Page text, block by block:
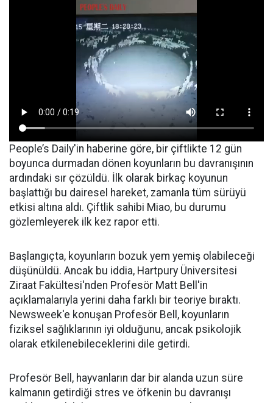
People’s Daily'in haberine göre, bir çiftlikte 12 gün
boyunca durmadan dönen koyunların bu davranışının
ardındaki sır çözüldü. İlk olarak birkaç koyunun
başlattığı bu dairesel hareket, zamanla tüm sürüyü
etkisi altına aldı. Çiftlik sahibi Miao, bu durumu
gözlemleyerek ilk kez rapor etti.
Başlangıçta, koyunların bozuk yem yemiş olabileceği
düşünüldü. Ancak bu iddia, Hartpury Üniversitesi
Ziraat Fakültesi'nden Profesör Matt Bell'in
açıklamalarıyla yerini daha farklı bir teoriye bıraktı.
Newsweek'e konuşan Profesör Bell, koyunların
fiziksel sağlıklarının iyi olduğunu, ancak psikolojik
olarak etkilenebileceklerini dile getirdi.
Profesör Bell, hayvanların dar bir alanda uzun süre
kalmanın getirdiği stres ve öfkenin bu davranışı